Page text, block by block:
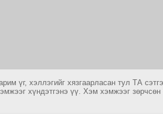
үг, хэллэгийг хязгаарласан тул ТА
хүндэтгэнэ үү. Хэм хэмжээг зөрчсөн